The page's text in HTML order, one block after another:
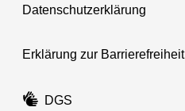
Datenschutzerklärung
Erklärung zur Barrierefreiheit
DGS